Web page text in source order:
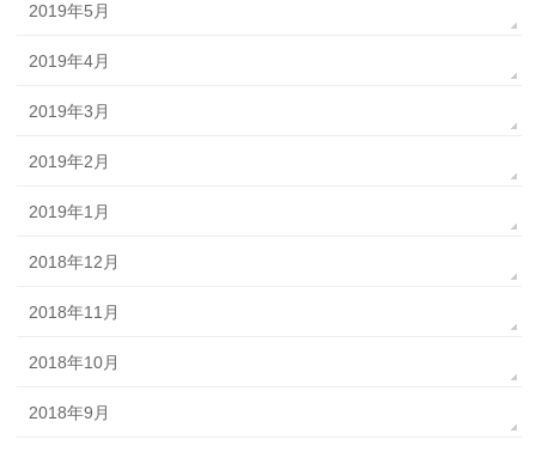
2019年5月
2019年4月
2019年3月
2019年2月
2019年1月
2018年12月
2018年11月
2018年10月
2018年9月